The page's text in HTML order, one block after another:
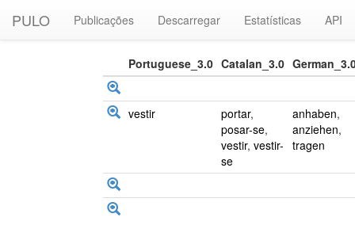
PULO Publicações Descarregar Estatísticas API
Portuguese_3.0 Catalan_3.0
vestir portar,
posar-se,
vestir, vestir-
se
anhaben,
anziehen,
tragen